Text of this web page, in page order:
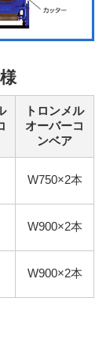
トロンメル
オーバーコ
ンベア
W750×2本
W900×2本
W900×2本